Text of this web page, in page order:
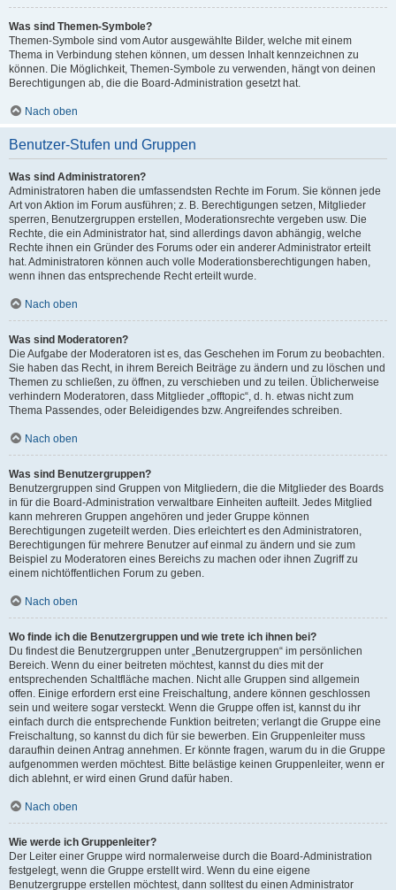
Was sind Themen-Symbole?
Themen-Symbole sind vom Autor ausgewählte Bilder, welche mit einem
Thema in Verbindung stehen können, um dessen Inhalt kennzeichnen zu
können. Die Möglichkeit, Themen-Symbole zu verwenden, hängt von deinen
Berechtigungen ab, die die Board-Administration gesetzt hat.
Nach oben
Benutzer-Stufen und Gruppen
Was sind Administratoren?
Administratoren haben die umfassendsten Rechte im Forum. Sie können jede
Art von Aktion im Forum ausführen; z. B. Berechtigungen setzen, Mitglieder
sperren, Benutzergruppen erstellen, Moderationsrechte vergeben usw. Die
Rechte, die ein Administrator hat, sind allerdings davon abhängig, welche
Rechte ihnen ein Gründer des Forums oder ein anderer Administrator erteilt
hat. Administratoren können auch volle Moderationsberechtigungen haben,
wenn ihnen das entsprechende Recht erteilt wurde.
Nach oben
Was sind Moderatoren?
Die Aufgabe der Moderatoren ist es, das Geschehen im Forum zu beobachten.
Sie haben das Recht, in ihrem Bereich Beiträge zu ändern und zu löschen und
Themen zu schließen, zu öffnen, zu verschieben und zu teilen. Üblicherweise
verhindern Moderatoren, dass Mitglieder „offtopic“, d. h. etwas nicht zum
Thema Passendes, oder Beleidigendes bzw. Angreifendes schreiben.
Nach oben
Was sind Benutzergruppen?
Benutzergruppen sind Gruppen von Mitgliedern, die die Mitglieder des Boards
in für die Board-Administration verwaltbare Einheiten aufteilt. Jedes Mitglied
kann mehreren Gruppen angehören und jeder Gruppe können
Berechtigungen zugeteilt werden. Dies erleichtert es den Administratoren,
Berechtigungen für mehrere Benutzer auf einmal zu ändern und sie zum
Beispiel zu Moderatoren eines Bereichs zu machen oder ihnen Zugriff zu
einem nichtöffentlichen Forum zu geben.
Nach oben
Wo finde ich die Benutzergruppen und wie trete ich ihnen bei?
Du findest die Benutzergruppen unter „Benutzergruppen“ im persönlichen
Bereich. Wenn du einer beitreten möchtest, kannst du dies mit der
entsprechenden Schaltfläche machen. Nicht alle Gruppen sind allgemein
offen. Einige erfordern erst eine Freischaltung, andere können geschlossen
sein und weitere sogar versteckt. Wenn die Gruppe offen ist, kannst du ihr
einfach durch die entsprechende Funktion beitreten; verlangt die Gruppe eine
Freischaltung, so kannst du dich für sie bewerben. Ein Gruppenleiter muss
daraufhin deinen Antrag annehmen. Er könnte fragen, warum du in die Gruppe
aufgenommen werden möchtest. Bitte belästige keinen Gruppenleiter, wenn er
dich ablehnt, er wird einen Grund dafür haben.
Nach oben
Wie werde ich Gruppenleiter?
Der Leiter einer Gruppe wird normalerweise durch die Board-Administration
festgelegt, wenn die Gruppe erstellt wird. Wenn du eine eigene
Benutzergruppe erstellen möchtest, dann solltest du einen Administrator